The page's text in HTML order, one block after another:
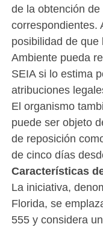
de la obtención
correspondientes.
posibilidad de
Ambiente pueda
SEIA si lo estima
atribuciones
El organismo
puede ser objeto
de reposición
de cinco días
Características
La iniciativa,
Florida, se
555 y considera